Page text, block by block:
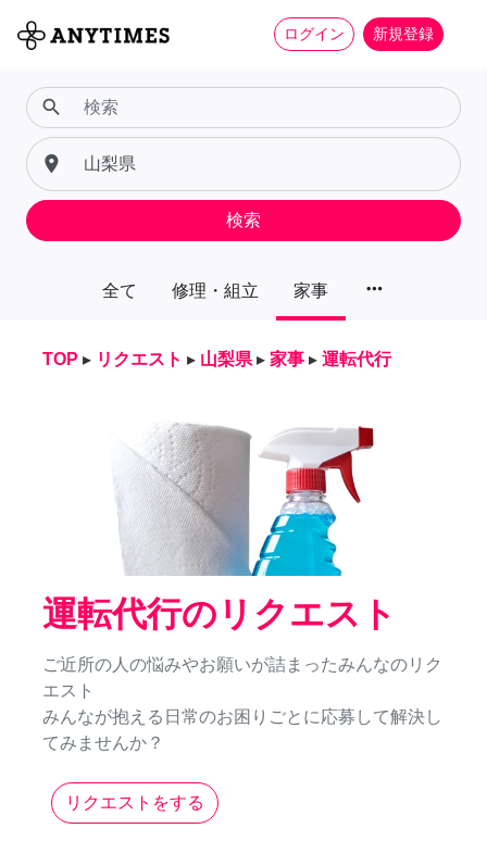
ログイン 新規登録
全て 修理・組立 家事 more_horiz
search
place
検索
TOP ▸ リクエスト ▸ 山梨県 ▸ 家事 ▸ 運転代行
運転代行のリクエスト
ご近所の人の悩みやお願いが詰まったみんなのリク
エスト
みんなが抱える日常のお困りごとに応募して解決し
てみませんか？
リクエストをする